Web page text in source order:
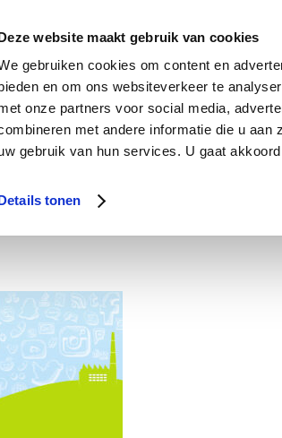
website maakt gebruik van cookies
gebruiken cookies om content en
en om ons websiteverkeer te
onze partners voor social media,
met andere informatie die u
gebruik van hun services. U gaat
tonen
was called incorrectly. Translation
too early. Translations should be loaded at
socialfabriek.nl/wp-includes/
methode voor de klasse WP_Widget in
wp-includes/functions.phpon line
HOME